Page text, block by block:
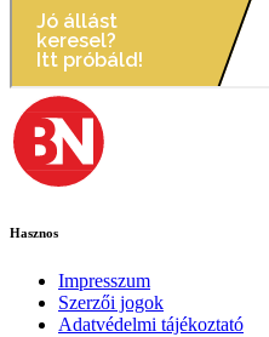
Hasznos
Impresszum
Szerzői jogok
Adatvédelmi tájékoztató